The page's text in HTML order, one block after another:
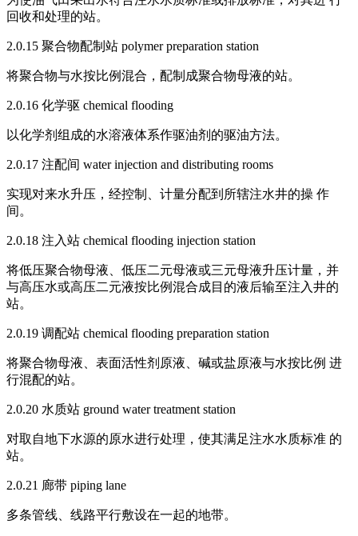
回收和处理的站。
2.0.15 聚合物配制站 polymer preparation station
将聚合物与水按比例混合，配制成聚合物母液的站。
2.0.16 化学驱 chemical flooding
以化学剂组成的水溶液体系作驱油剂的驱油方法。
2.0.17 注配间 water injection and distributing rooms
实现对来水升压，经控制、计量分配到所辖注水井的操 作
间。
2.0.18 注入站 chemical flooding injection station
将低压聚合物母液、低压二元母液或三元母液升压计量，并
与高压水或高压二元液按比例混合成目的液后输至注入井的
站。
2.0.19 调配站 chemical flooding preparation station
将聚合物母液、表面活性剂原液、碱或盐原液与水按比例 进
行混配的站。
2.0.20 水质站 ground water treatment station
对取自地下水源的原水进行处理，使其满足注水水质标准 的
站。
2.0.21 廊带 piping lane
多条管线、线路平行敷设在一起的地带。